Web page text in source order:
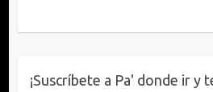
¡Suscríbete a Pa' donde ir y